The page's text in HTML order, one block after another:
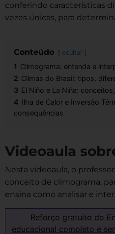
conferindo características
vezes únicas, para
Conteúdo ocultar
1 Climograma: entenda e
2 Climas do Brasil: tipos,
3 El Niño e La Niña:
4 Ilha de Calor e Inversão
consequências
Videoaula
Nesta videoaula, o
conceito de climograma,
ensina como analisar e
Reforço gratuito do
educacional completo e